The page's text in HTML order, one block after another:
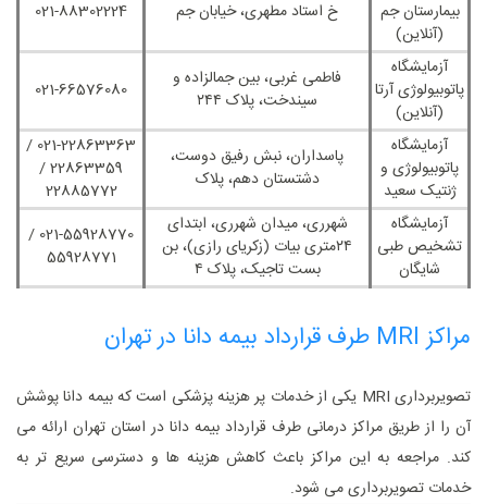
بیمارستان جم
(آنلاین)
خ استاد مطهری، خیابان جم 021-88302224
آزمایشگاه
پاتوبیولوژی آرتا
(آنلاین)
فاطمی غربی، بین جمالزاده و
سیندخت، پلاک ۲۴۴
021-66576080
آزمایشگاه
پاتوبیولوژی و
ژنتیک سعید
پاسداران، نبش رفیق‌ دوست،
دشتستان دهم، پلاک
021-22863363 /
22863359 /
22885772
آزمایشگاه
تشخیص طبی
شایگان
شهرری، میدان شهرری، ابتدای
۲۴متری بیات (زکریای رازی)، بن
‌بست تاجیک، پلاک ۴
021-55928770 /
55928771
مراکز MRI طرف قرارداد بیمه دانا در تهران
تصویربرداری MRI یکی از خدمات پر هزینه پزشکی است که بیمه دانا پوشش
آن را از طریق مراکز درمانی طرف قرارداد بیمه دانا در استان تهران ارائه می‌
کند. مراجعه به این مراکز باعث کاهش هزینه ‌ها و دسترسی سریع‌ تر به
خدمات تصویربرداری می ‌شود.